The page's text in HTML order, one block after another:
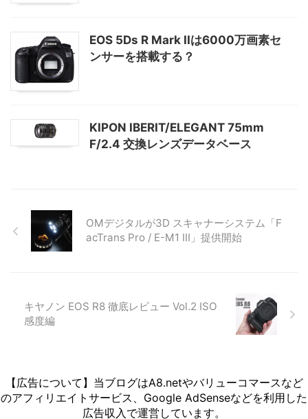
EOS 5Ds R Mark IIは6000万画素セ
ンサーを搭載する？
KIPON IBERIT/ELEGANT 75mm
F/2.4 交換レンズデータベース
OMデジタルが3D スキャナーシステム「F
acTrans Pro / E-M1 III」提供開始
キヤノン EOS R8 徹底レビュー Vol.2 ISO
感度編
【広告について】当ブログはA8.netやバリューコマースなど
のアフィリエイトサービス、Google AdSenseなどを利用した
広告収入で運営しています。